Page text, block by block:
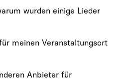
wurden einige Lieder
meinen Veranstaltungsort
Anbieter für